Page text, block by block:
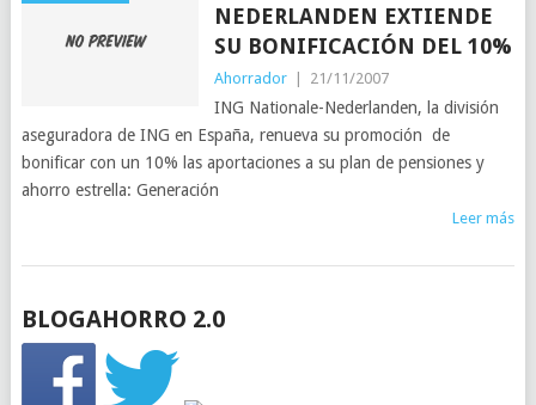
NEDERLANDEN EXTIENDE
SU BONIFICACIÓN DEL 10%
Ahorrador 21/11/2007
ING Nationale-Nederlanden, la división
aseguradora de ING en España, renueva su promoción de
bonificar con un 10% las aportaciones a su plan de pensiones y
ahorro estrella: Generación
Leer más
BLOGAHORRO 2.0